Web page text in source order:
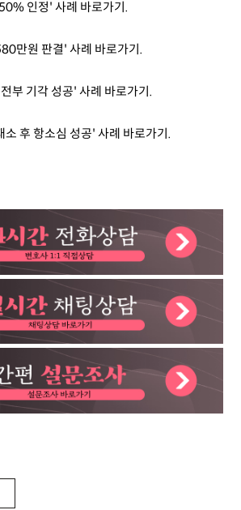
인정' 사례 바로가기.
만원 판결' 사례 바로가기.
부 기각 성공' 사례 바로가기.
후 항소심 성공' 사례 바로가기.